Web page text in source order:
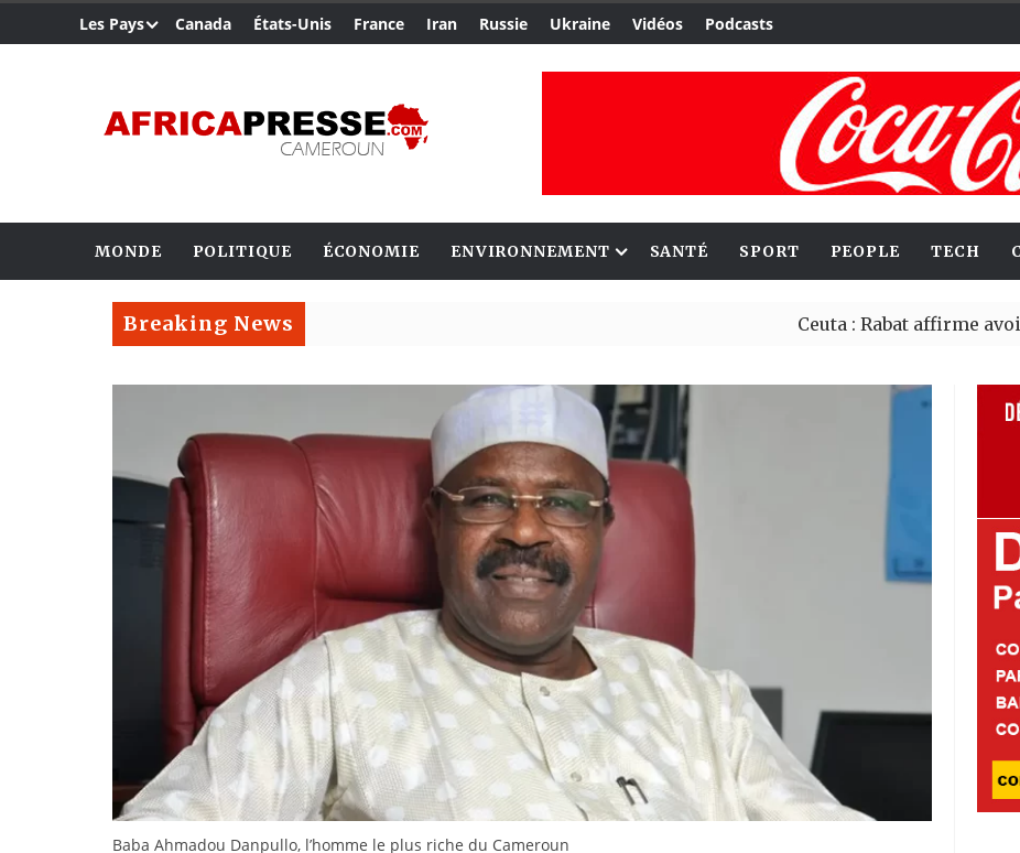
Les Pays Canada États-Unis France Iran Russie Ukraine Vidéos Podcasts
MONDE POLITIQUE ÉCONOMIE ENVIRONNEMENT SANTÉ SPORT PEOPLE TECH
Breaking News Ceuta : Rabat affirme avoir alerté
Baba Ahmadou Danpullo, l’homme le plus riche du Cameroun